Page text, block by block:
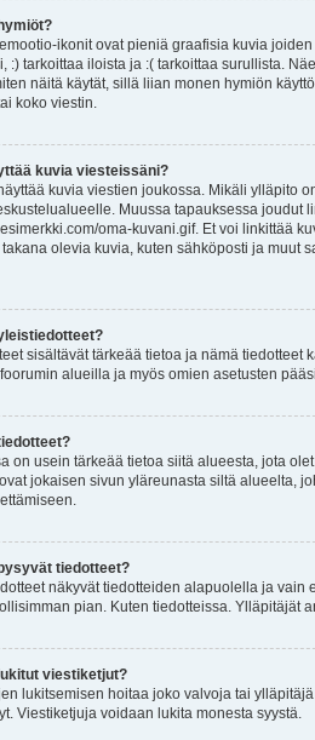
ikonit ovat pieniä graafisia kuvia
:) tarkoittaa iloista ja :( tarkoittaa surullista.
näitä käytät, sillä liian monen hymiön
koko viestin.
kuvia viesteissäni?
kuvia viestien joukossa. Mikäli ylläpito
Muussa tapauksessa joudut
oma-kuvani.gif. Et voi linkittää
olevia kuvia, kuten sähköposti ja muut
sisältävät tärkeää tietoa ja nämä
alueilla ja myös omien asetusten
on usein tärkeää tietoa siitä alueesta, jota
jokaisen sivun yläreunasta siltä alueelta,
tiedotteet?
näkyvät tiedotteiden alapuolella ja
pian. Kuten tiedotteissa. Ylläpitäjät
viestiketjut?
lukitsemisen hoitaa joko valvoja tai
Viestiketjuja voidaan lukita monesta syystä.